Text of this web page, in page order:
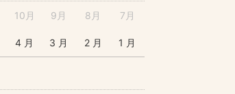
10月 9月 8月 7月
4 月 3 月 2 月 1 月